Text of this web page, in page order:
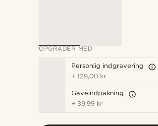
OPGRADER MED
Personlig indgravering
+129,00 kr
Gaveindpakning
+ 39,99 kr